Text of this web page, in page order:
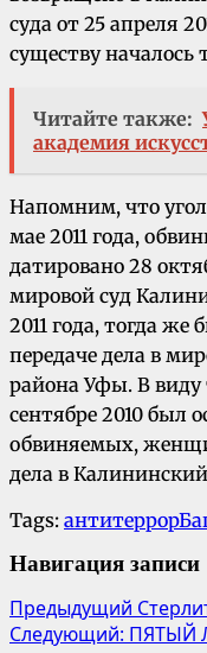
суда от 25 апреля
существу началось
Читайте также:
академия
Напомним, что
мае 2011 года,
датировано 28
мировой суд
2011 года, тогда
передаче дела в
района Уфы. В виду
сентябре 2010 был
обвиняемых,
дела в
Tags: антитеррор
Навигация записи
Предыдущий
Следующий: ПЯТЫЙ